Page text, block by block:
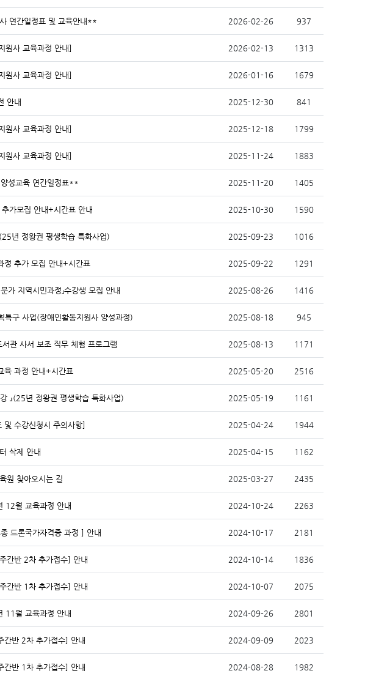
연간일정표 및 교육안내** 2026-02-26 937
원사 교육과정 안내] 2026-02-13 1313
원사 교육과정 안내] 2026-01-16 1679
안내 2025-12-30 841
원사 교육과정 안내] 2025-12-18 1799
원사 교육과정 안내] 2025-11-24 1883
성교육 연간일정표** 2025-11-20 1405
가모집 안내+시간표 안내 2025-10-30 1590
년 정왕권 평생학습 특화사업) 2025-09-23 1016
정 추가 모집 안내+시간표 2025-09-22 1291
가 지역시민과정」수강생 모집 안내 2025-08-26 1416
구 사업(장애인활동지원사 양성과정) 2025-08-18 945
관 사서 보조 직무 체험 프로그램 2025-08-13 1171
육 과정 안내+시간표 2025-05-20 2516
』(25년 정왕권 평생학습 특화사업) 2025-05-19 1161
및 수강신청시 주의사항] 2025-04-24 1944
삭제 안내 2025-04-15 1162
원 찾아오시는 길 2025-03-27 2435
12월 교육과정 안내 2024-10-24 2263
드론국가자격증 과정 ] 안내 2024-10-17 2181
간반 2차 추가접수] 안내 2024-10-14 1836
간반 1차 추가접수] 안내 2024-10-07 2075
11월 교육과정 안내 2024-09-26 2801
간반 2차 추가접수] 안내 2024-09-09 2023
간반 1차 추가접수] 안내 2024-08-28 1982